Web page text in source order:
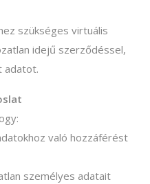
szükséges virtuális
idejű szerződéssel,
adatot.
való hozzáférést
személyes adatait